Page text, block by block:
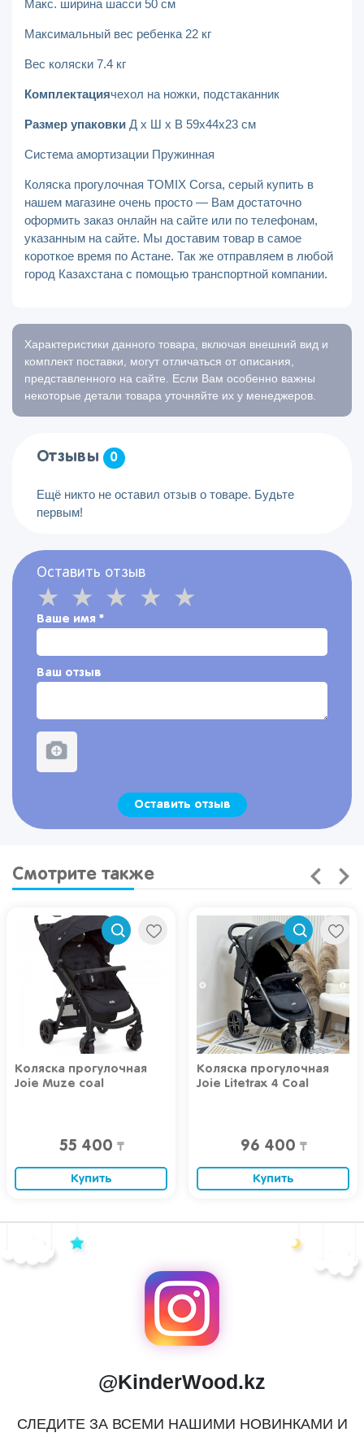
Макс. ширина шасси 50 см
Максимальный вес ребенка 22 кг
Вес коляски 7.4 кг
Комплектациячехол на ножки, подстаканник
Размер упаковки Д х Ш х В 59х44х23 см
Система амортизации Пружинная
Коляска прогулочная TOMIX Corsa, серый купить в
нашем магазине очень просто — Вам достаточно
оформить заказ онлайн на сайте или по телефонам,
указанным на сайте. Мы доставим товар в самое
короткое время по Астане. Так же отправляем в любой
город Казахстана с помощью транспортной компании.
Характеристики данного товара, включая внешний вид и
комплект поставки, могут отличаться от описания,
представленного на сайте. Если Вам особенно важны
некоторые детали товара уточняйте их у менеджеров.
Отзывы 0
Ещё никто не оставил отзыв о товаре. Будьте
первым!
Оставить отзыв
Ваше имя *
Ваш отзыв
Оставить отзыв
Смотрите также
Коляска прогулочная
Joie Muze coal
55 400 ₸
Купить
Коляска прогулочная
Joie Litetrax 4 Coal
96 400 ₸
Купить
@KinderWood.kz
СЛЕДИТЕ ЗА ВСЕМИ НАШИМИ НОВИНКАМИ И